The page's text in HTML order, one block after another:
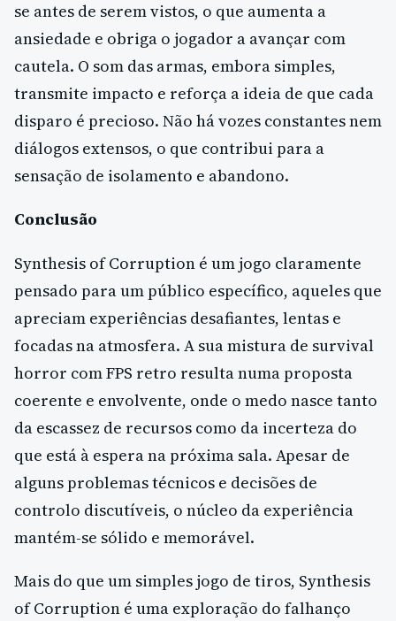
se antes de serem vistos, o que aumenta a
ansiedade e obriga o jogador a avançar com
cautela. O som das armas, embora simples,
transmite impacto e reforça a ideia de que cada
disparo é precioso. Não há vozes constantes nem
diálogos extensos, o que contribui para a
sensação de isolamento e abandono.
Conclusão
Synthesis of Corruption é um jogo claramente
pensado para um público específico, aqueles que
apreciam experiências desafiantes, lentas e
focadas na atmosfera. A sua mistura de survival
horror com FPS retro resulta numa proposta
coerente e envolvente, onde o medo nasce tanto
da escassez de recursos como da incerteza do
que está à espera na próxima sala. Apesar de
alguns problemas técnicos e decisões de
controlo discutíveis, o núcleo da experiência
mantém-se sólido e memorável.
Mais do que um simples jogo de tiros, Synthesis
of Corruption é uma exploração do falhanço